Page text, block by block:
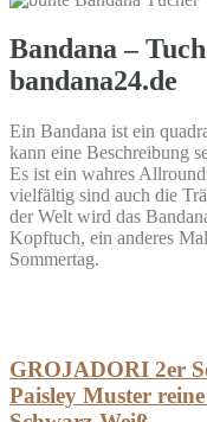
Bandana –
bandana24.de
Ein Bandana ist ein
kann eine Beschreibung
Es ist ein wahres
vielfältig sind auch die
der Welt wird das
Kopftuch, ein anderes
Sommertag.
GROJADORI 2er
Paisley Muster